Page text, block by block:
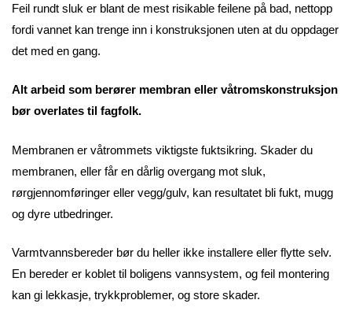
Feil rundt sluk er blant de mest risikable feilene på bad, nettopp
fordi vannet kan trenge inn i konstruksjonen uten at du oppdager
det med en gang.
Alt arbeid som berører membran eller våtromskonstruksjon
bør overlates til fagfolk.
Membranen er våtrommets viktigste fuktsikring. Skader du
membranen, eller får en dårlig overgang mot sluk,
rørgjennomføringer eller vegg/gulv, kan resultatet bli fukt, mugg
og dyre utbedringer.
Varmtvannsbereder bør du heller ikke installere eller flytte selv.
En bereder er koblet til boligens vannsystem, og feil montering
kan gi lekkasje, trykkproblemer, og store skader.